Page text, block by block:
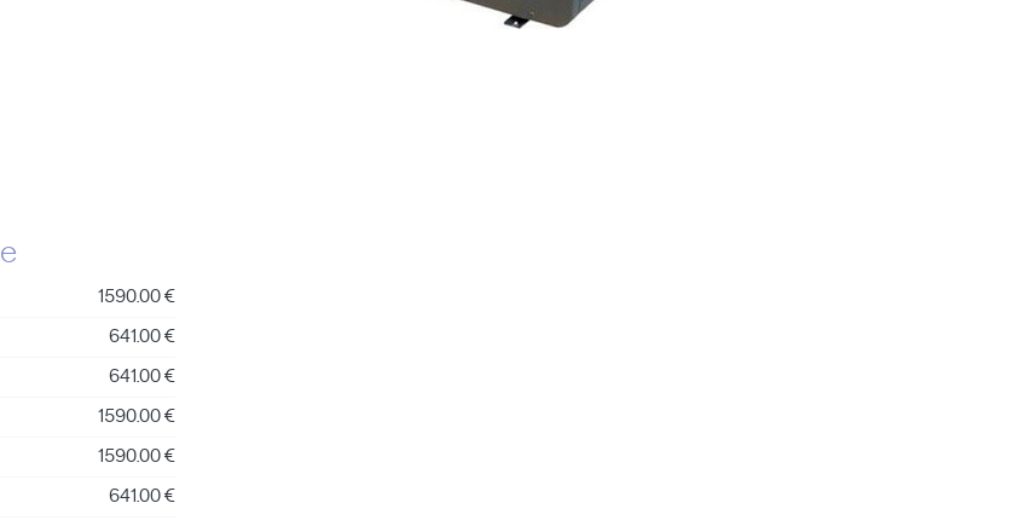
1590.00 €
641.00 €
641.00 €
1590.00 €
1590.00 €
641.00 €